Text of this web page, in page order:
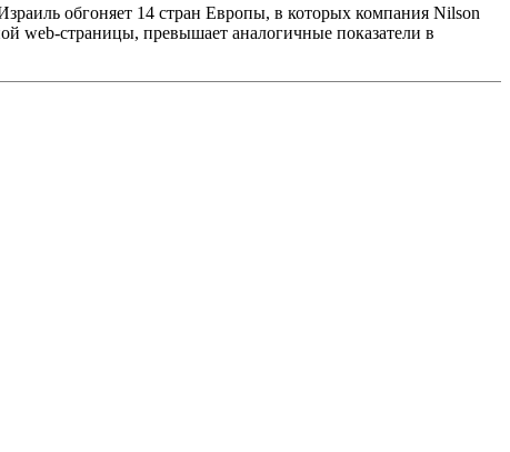
обгоняет 14 стран Европы, в которых компания Nilson
web-страницы, превышает аналогичные показатели в